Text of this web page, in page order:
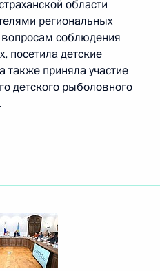
области
региональных
соблюдения
посетила детские
также приняла участие
детского рыболовного